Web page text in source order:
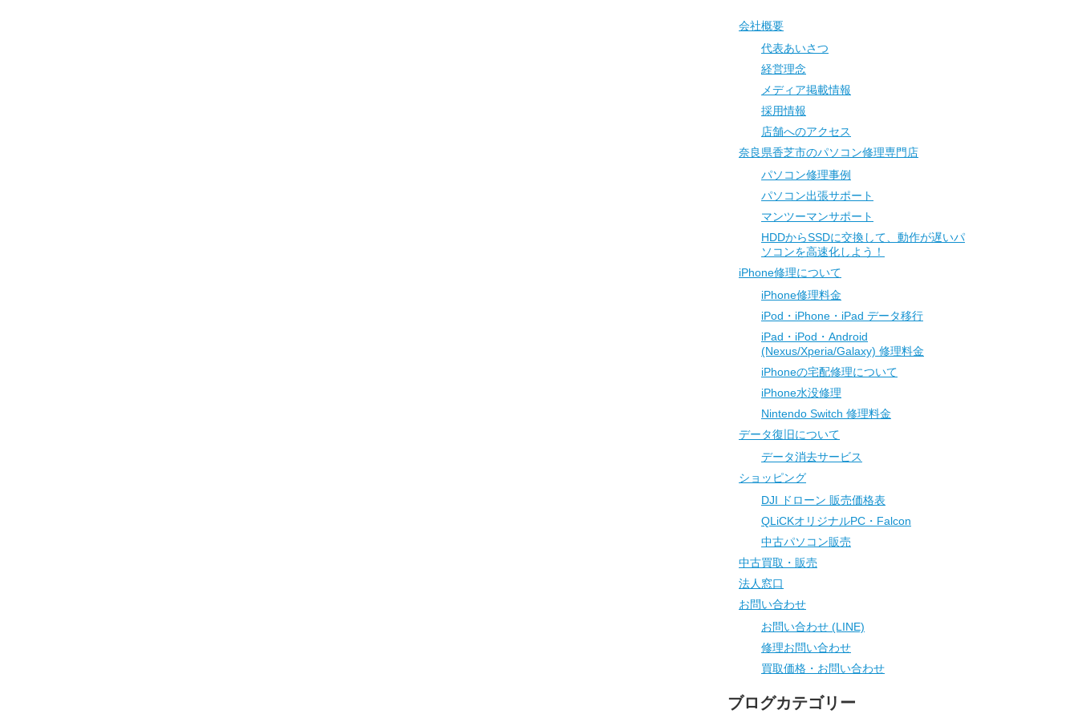
会社概要
代表あいさつ
経営理念
メディア掲載情報
採用情報
店舗へのアクセス
奈良県香芝市のパソコン修理専門店
パソコン修理事例
パソコン出張サポート
マンツーマンサポート
HDDからSSDに交換して、動作が遅いパ
ソコンを高速化しよう！
iPhone修理について
iPhone修理料金
iPod・iPhone・iPad データ移行
iPad・iPod・Android
(Nexus/Xperia/Galaxy) 修理料金
iPhoneの宅配修理について
iPhone水没修理
Nintendo Switch 修理料金
データ復旧について
データ消去サービス
ショッピング
DJI ドローン 販売価格表
QLiCKオリジナルPC・Falcon
中古パソコン販売
中古買取・販売
法人窓口
お問い合わせ
お問い合わせ (LINE)
修理お問い合わせ
買取価格・お問い合わせ
ブログカテゴリー